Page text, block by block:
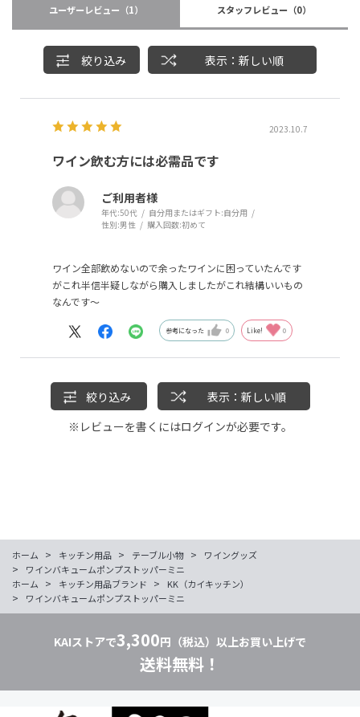
ユーザーレビュー （1） スタッフレビュー （0）
絞り込み 表示：新しい順
2023.10.7
ワイン飲む方には必需品です
ご利用者様
年代:50代 自分用またはギフト:自分用
性別:男性 購入回数:初めて
ワイン全部飲めないので余ったワインに困っていたんです
がこれ半信半疑しながら購入しましたがこれ結構いいもの
なんです〜
参考になった 0 Like! 0
絞り込み
表示：新しい順
※レビューを書くにはログインが必要です。
ホーム > キッチン用品 > テーブル小物 > ワイングッズ
>
ワインバキュームポンプストッパーミニ
ホーム
> キッチン用品ブランド > KK（カイキッチン）
> ワインバキュームポンプストッパーミニ
KAIストアで3,300円（税込）以上お買い上げで
送料無料！